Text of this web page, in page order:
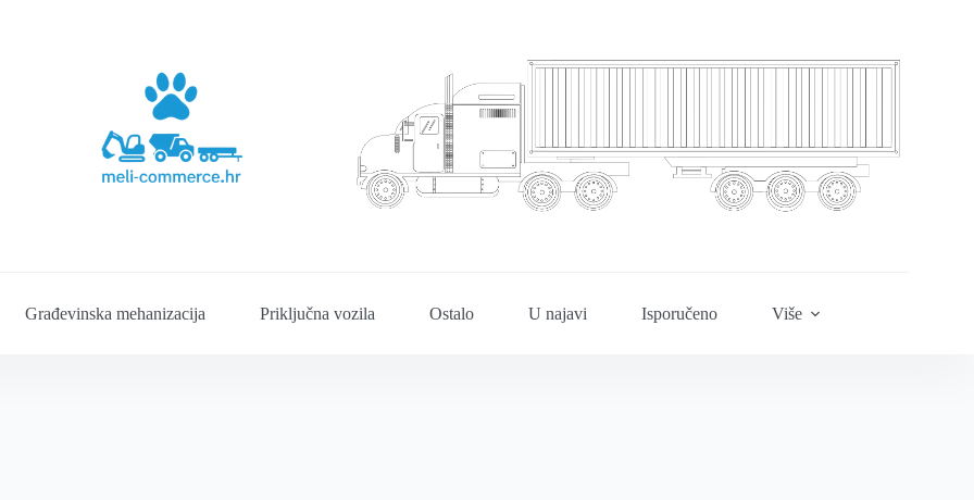
Građevinska mehanizacija Priključna vozila Ostalo U najavi Isporučeno Više